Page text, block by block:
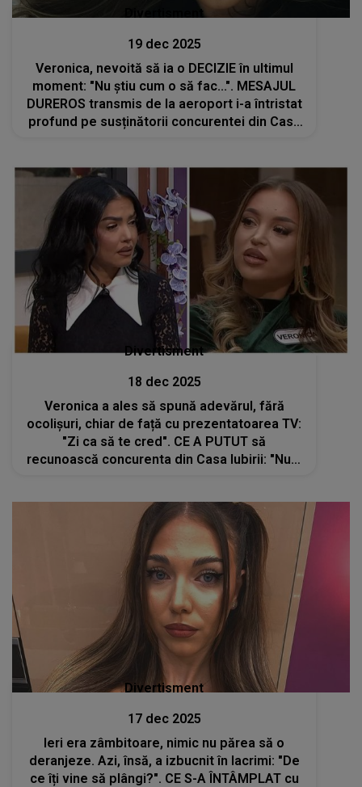
Divertisment
19 dec 2025
Veronica, nevoită să ia o DECIZIE în ultimul
moment: "Nu știu cum o să fac...". MESAJUL
DUREROS transmis de la aeroport i-a întristat
profund pe susținătorii concurentei din Casa
Divertisment
18 dec 2025
Veronica a ales să spună adevărul, fără
ocolișuri, chiar de față cu prezentatoarea TV:
"Zi ca să te cred". CE A PUTUT să
recunoască concurenta din Casa Iubirii: "Nu o
Divertisment
17 dec 2025
Ieri era zâmbitoare, nimic nu părea să o
deranjeze. Azi, însă, a izbucnit în lacrimi: "De
ce îți vine să plângi?". CE S-A ÎNTÂMPLAT cu